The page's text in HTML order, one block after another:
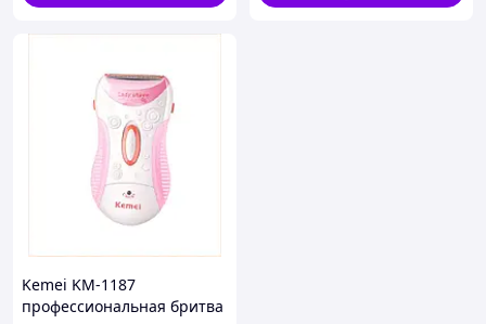
Kemei KM-1187
профессиональная бритва